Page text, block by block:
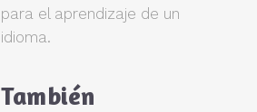
para el aprendizaje de un
idioma.
También